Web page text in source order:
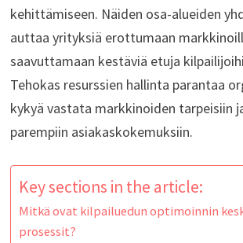
kehittämiseen. Näiden osa-alueiden
auttaa yrityksiä erottumaan
saavuttamaan kestäviä etuja
Tehokas resurssien hallinta parantaa
kykyä vastata markkinoiden tarpeisiin
parempiin asiakaskokemuksiin.
Key sections in the article:
Mitkä ovat kilpailuedun optimoinnin
prosessit?